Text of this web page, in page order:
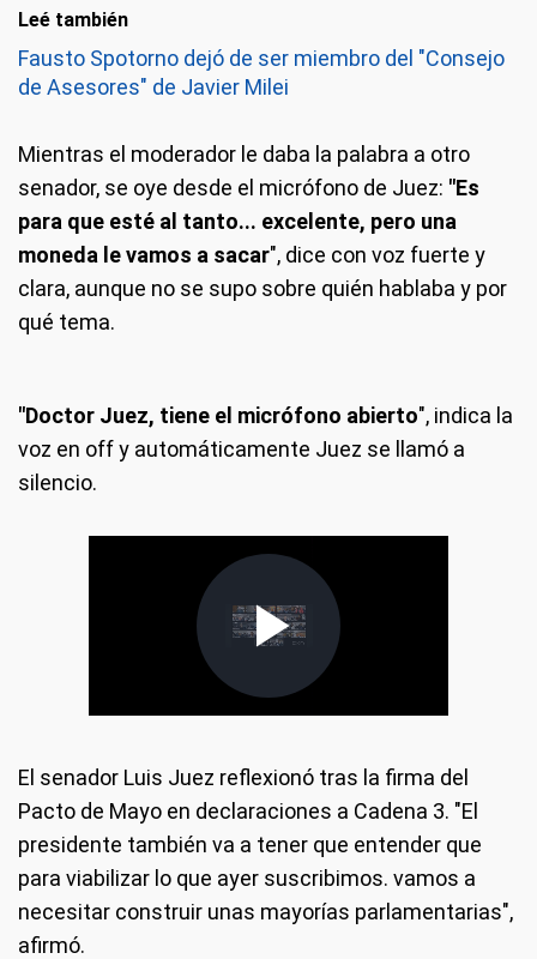
Leé también
Fausto Spotorno dejó de ser miembro del "Consejo
de Asesores" de Javier Milei
Mientras el moderador le daba la palabra a otro
senador, se oye desde el micrófono de Juez: "Es
para que esté al tanto... excelente, pero una
moneda le vamos a sacar", dice con voz fuerte y
clara, aunque no se supo sobre quién hablaba y por
qué tema.
"Doctor Juez, tiene el micrófono abierto", indica la
voz en off y automáticamente Juez se llamó a
silencio.
El senador Luis Juez reflexionó tras la firma del
Pacto de Mayo en declaraciones a Cadena 3. "El
presidente también va a tener que entender que
para viabilizar lo que ayer suscribimos. vamos a
necesitar construir unas mayorías parlamentarias",
afirmó.